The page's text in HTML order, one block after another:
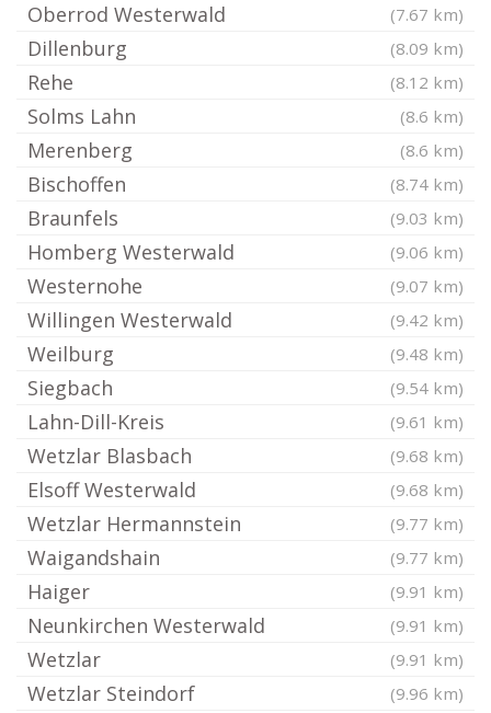
Oberrod Westerwald (7.67 km)
Dillenburg (8.09 km)
Rehe (8.12 km)
Solms Lahn (8.6 km)
Merenberg (8.6 km)
Bischoffen (8.74 km)
Braunfels (9.03 km)
Homberg Westerwald (9.06 km)
Westernohe (9.07 km)
Willingen Westerwald (9.42 km)
Weilburg (9.48 km)
Siegbach (9.54 km)
Lahn-Dill-Kreis (9.61 km)
Wetzlar Blasbach (9.68 km)
Elsoff Westerwald (9.68 km)
Wetzlar Hermannstein (9.77 km)
Waigandshain (9.77 km)
Haiger (9.91 km)
Neunkirchen Westerwald (9.91 km)
Wetzlar (9.91 km)
Wetzlar Steindorf (9.96 km)